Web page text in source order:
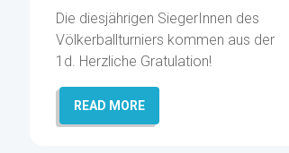
Die diesjährigen SiegerInnen des
Völkerballturniers kommen aus der
1d. Herzliche Gratulation!
READ MORE